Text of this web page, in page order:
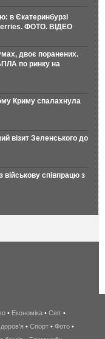
в Єкатеринбурзі
ФОТО. ВІДЕО
двоє поранених.
по ринку на
Криму спалахнула
візит Зеленського до
співпрацю з
беспроводной
интернет
• Економіка • Світ •
• Спорт • Фото •